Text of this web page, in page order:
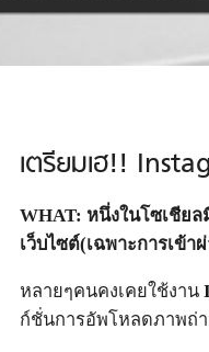
เตรียมเฮ!!
WHAT: หนึ่งในโซเชีย
เว็บไซต์(เฉพาะการเข้
หลายๆคนคงเคยใช้งาน
ก์ชั่นการอัพโหลดภาพถ่